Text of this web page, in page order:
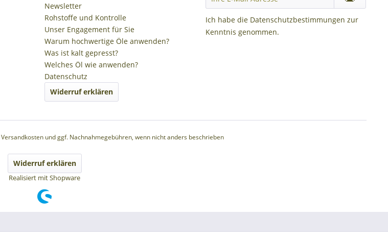
Newsletter
Rohstoffe und Kontrolle
Unser Engagement für Sie
Warum hochwertige Öle anwenden?
Was ist kalt gepresst?
Welches Öl wie anwenden?
Datenschutz
Widerruf erklären
Ich habe die Datenschutzbestimmungen zur
Kenntnis genommen.
Versandkostenund ggf. Nachnahmegebühren, wenn nicht anders beschrieben
Widerruf erklären
Realisiert mit Shopware